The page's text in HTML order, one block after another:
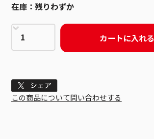
在庫： 残りわずか
カートに入れる
Tweet
この商品について問い合わせする